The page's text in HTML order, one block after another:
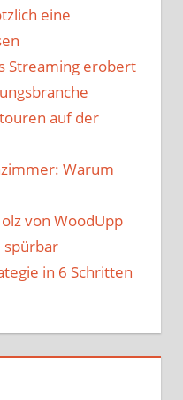
eine
Streaming erobert
auf der
Warum
von WoodUpp
spürbar
in 6 Schritten